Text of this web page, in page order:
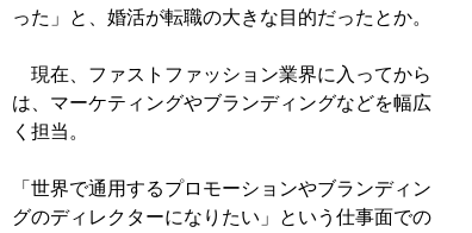
った」と、婚活が転職の大きな目的だったとか。
現在、ファストファッション業界に入ってから
は、マーケティングやブランディングなどを幅広
く担当。
「世界で通用するプロモーションやブランディン
グのディレクターになりたい」という仕事面での